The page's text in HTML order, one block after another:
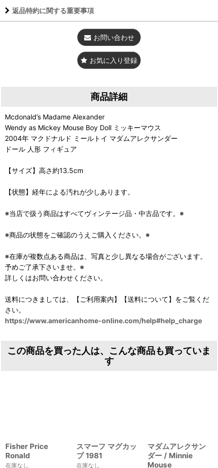
返品特約に関する重要事項
お問い合わせ
お気に入り登録
商品詳細
Mcdonald’s Madame Alexander
Wendy as Mickey Mouse Boy Doll ミッキーマウス
2004年 マクドナルド ミールトイ マダムアレクサンダー
ドール 人形 フィギュア
【サイズ】高さ約13.5cm
【状態】経年による汚れが少しあります。
※当店で扱う商品はすべてヴィンテージ品・中古品です。※
※商品の状態をご確認のうえご購入ください。※
※在庫が複数点ある商品は、写真と少し異なる場合がございます。
予めご了承下さいませ。※
詳しくはお問い合わせください。
送料につきましては、【ご利用案内】【送料について】をご覧くだ
さい。
https://www.americanhome-online.com/help#help_charge
この商品を買った人は、こんな商品も買っていま
す
Fisher Price
Ronald
在庫なし
スマーフ マグカッ
プ 1981
在庫なし
マダムアレクサン
ダー / Minnie
Mouse